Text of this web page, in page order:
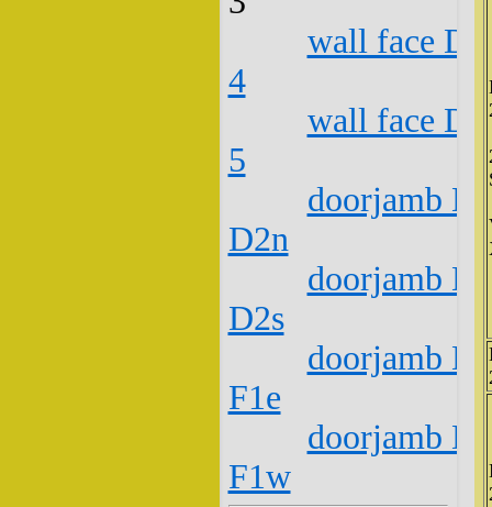
wall face
4
wall face
5
doorjamb
D2n
doorjamb
D2s
doorjamb
F1e
doorjamb
F1w